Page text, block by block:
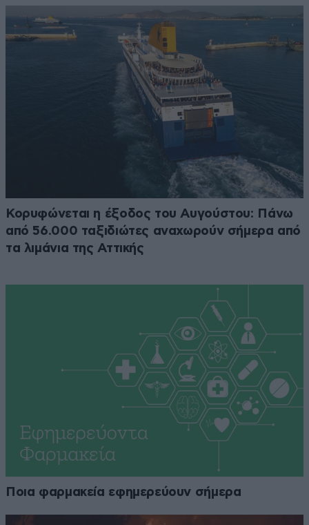
Κορυφώνεται η έξοδος του Αυγούστου: Πάνω
από 56.000 ταξιδιώτες αναχωρούν σήμερα από
τα λιμάνια της Αττικής
Ποια φαρμακεία εφημερεύουν σήμερα